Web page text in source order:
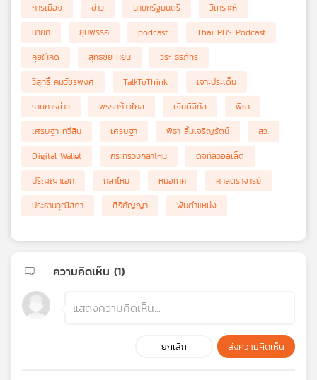
การเมือง ข่าว นายกรัฐมนตรี
วิเคราะห์
นายก
ยุบพรรค podcast
Thai PBS Podcast
คุยให้คิด
สุทธิชัย หยุ่น
วีระ ธีรภัทร
วิสุทธิ์ คมวัชรพงศ์
TalkToThink
เจาะประเด็น
รายการข่าว
พรรคก้าวไกล เงินดิจิทัล
พิธา
เศรษฐา ทวีสิน
เศรษฐา พิธา ลิ้มเจริญรัตน์
สว.
Digital Wallet
กระทรวงกลาโหม
ดิจิทัลวอลเล็ต
ปริญญาเอก
กลาโหม หมอเกศ
ศาสตราจารย์
ประธานวุฒิสภา
ศิริกัญญา พ้นตำแหน่ง
ความคิดเห็น (1)
ยกเลิก ส่งความคิดเห็น